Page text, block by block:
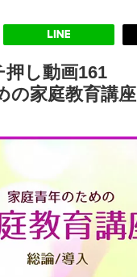
押し動画161
の家庭教育講座